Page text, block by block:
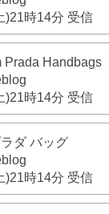
)21時14分 受信
Prada Handbags
)21時14分 受信
ダ バッグ
)21時14分 受信